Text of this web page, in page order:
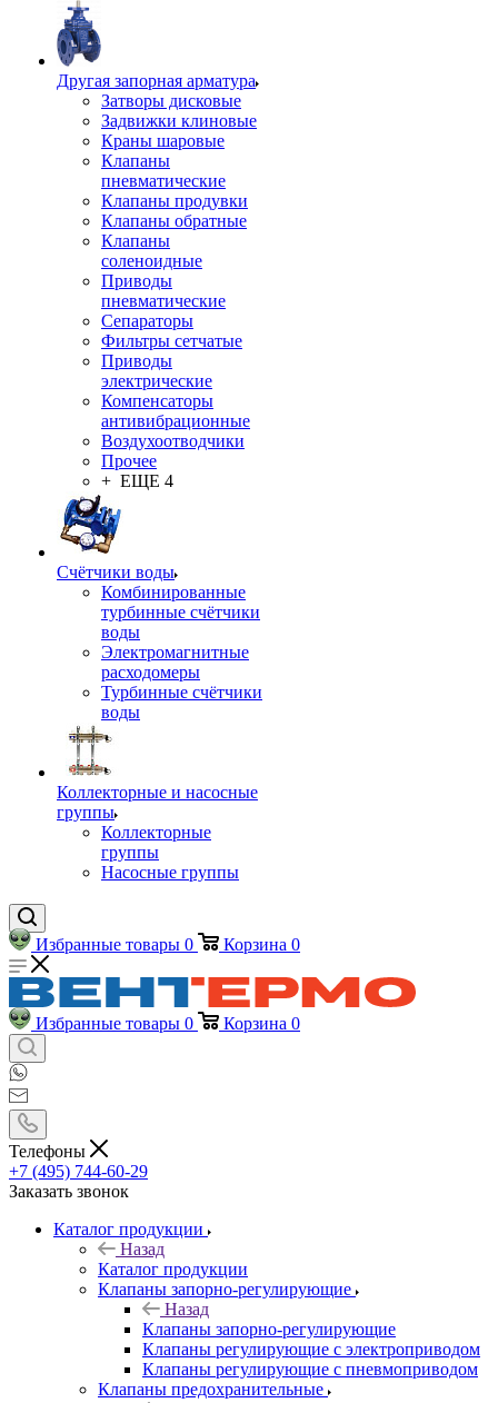
Другая запорная арматура
Затворы дисковые
Задвижки клиновые
Краны шаровые
Клапаны
пневматические
Клапаны продувки
Клапаны обратные
Клапаны
соленоидные
Приводы
пневматические
Сепараторы
Фильтры сетчатые
Приводы
электрические
Компенсаторы
антивибрационные
Воздухоотводчики
Прочее
+ ЕЩЕ 4
Счётчики воды
Комбинированные
турбинные счётчики
воды
Электромагнитные
расходомеры
Турбинные счётчики
воды
Коллекторные и насосные
группы
Коллекторные
группы
Насосные группы
Избранные товары 0 Корзина 0
Избранные товары 0 Корзина 0
Телефоны
+7 (495) 744-60-29
Заказать звонок
Каталог продукции
Назад
Каталог продукции
Клапаны запорно-регулирующие
Назад
Клапаны запорно-регулирующие
Клапаны регулирующие с электроприводом
Клапаны регулирующие с пневмоприводом
Клапаны предохранительные